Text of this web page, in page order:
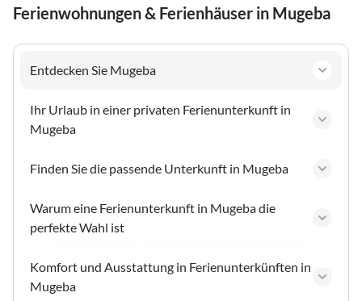
Ferienwohnungen & Ferienhäuser in Mugeba
Entdecken Sie Mugeba
Ihr Urlaub in einer privaten Ferienunterkunft in
Mugeba
Finden Sie die passende Unterkunft in Mugeba
Warum eine Ferienunterkunft in Mugeba die
perfekte Wahl ist
Komfort und Ausstattung in Ferienunterkünften in
Mugeba